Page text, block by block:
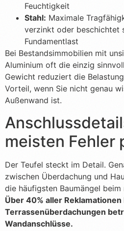
Feuchtigkeit
Stahl: Maximale
verzinkt oder beschichtet
Fundamentlast
Bei Bestandsimmobilien mit
Aluminium oft die einzig
Gewicht reduziert die
Vorteil, wenn Sie nicht genau
Außenwand ist.
meisten Fehler
Der Teufel steckt im Detail.
zwischen Überdachung und
die häufigsten Baumängel
Über 40% aller Reklamationen
Terrassenüberdachungen
Wandanschlüsse.